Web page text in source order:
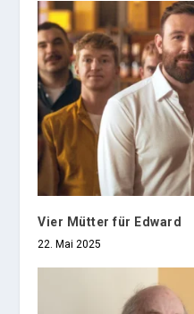
Vier Mütter für Edward
22. Mai 2025